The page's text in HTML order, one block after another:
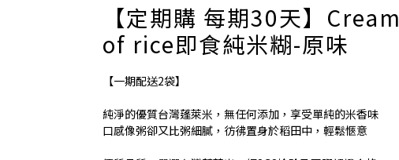
【定期購 每期30天】Cream
of rice即食純米糊-原味
【一期配送2袋】
純淨的優質台灣蓬萊米，無任何添加，享受單純的米香味
口感像粥卻又比粥細膩，彷彿置身於稻田中，輕鬆愜意